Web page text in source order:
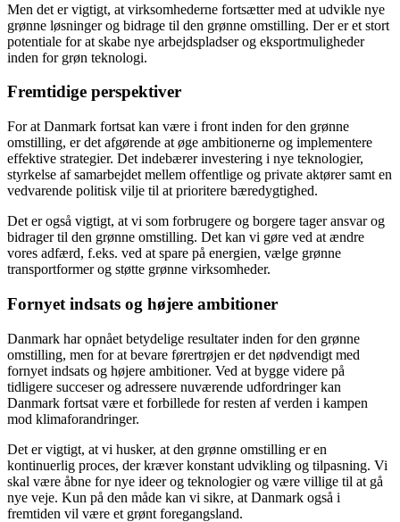
Men det er vigtigt, at virksomhederne fortsætter med at udvikle nye
grønne løsninger og bidrage til den grønne omstilling. Der er et stort
potentiale for at skabe nye arbejdspladser og eksportmuligheder
inden for grøn teknologi.
Fremtidige perspektiver
For at Danmark fortsat kan være i front inden for den grønne
omstilling, er det afgørende at øge ambitionerne og implementere
effektive strategier. Det indebærer investering i nye teknologier,
styrkelse af samarbejdet mellem offentlige og private aktører samt en
vedvarende politisk vilje til at prioritere bæredygtighed.
Det er også vigtigt, at vi som forbrugere og borgere tager ansvar og
bidrager til den grønne omstilling. Det kan vi gøre ved at ændre
vores adfærd, f.eks. ved at spare på energien, vælge grønne
transportformer og støtte grønne virksomheder.
Fornyet indsats og højere ambitioner
Danmark har opnået betydelige resultater inden for den grønne
omstilling, men for at bevare førertrøjen er det nødvendigt med
fornyet indsats og højere ambitioner. Ved at bygge videre på
tidligere succeser og adressere nuværende udfordringer kan
Danmark fortsat være et forbillede for resten af verden i kampen
mod klimaforandringer.
Det er vigtigt, at vi husker, at den grønne omstilling er en
kontinuerlig proces, der kræver konstant udvikling og tilpasning. Vi
skal være åbne for nye ideer og teknologier og være villige til at gå
nye veje. Kun på den måde kan vi sikre, at Danmark også i
fremtiden vil være et grønt foregangsland.